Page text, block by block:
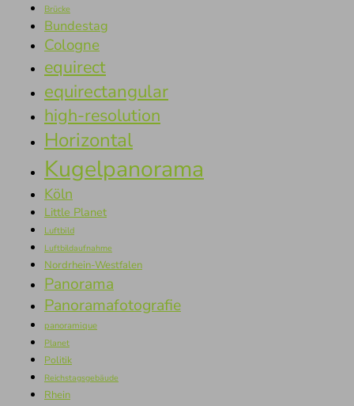
Brücke
Bundestag
Cologne
equirect
equirectangular
high-resolution
Horizontal
Kugelpanorama
Köln
Little Planet
Luftbild
Luftbildaufnahme
Nordrhein-Westfalen
Panorama
Panoramafotografie
panoramique
Planet
Politik
Reichstagsgebäude
Rhein